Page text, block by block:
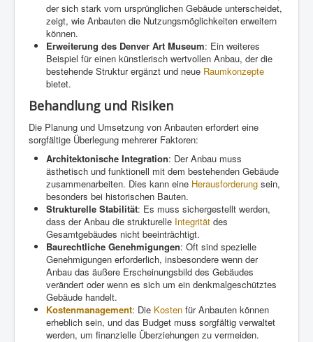
der sich stark vom ursprünglichen Gebäude unterscheidet,
zeigt, wie Anbauten die Nutzungsmöglichkeiten erweitern
können.
Erweiterung des Denver Art Museum: Ein weiteres
Beispiel für einen künstlerisch wertvollen Anbau, der die
bestehende Struktur ergänzt und neue Raumkonzepte
bietet.
Behandlung und Risiken
Die Planung und Umsetzung von Anbauten erfordert eine
sorgfältige Überlegung mehrerer Faktoren:
Architektonische Integration: Der Anbau muss
ästhetisch und funktionell mit dem bestehenden Gebäude
zusammenarbeiten. Dies kann eine Herausforderung sein,
besonders bei historischen Bauten.
Strukturelle Stabilität: Es muss sichergestellt werden,
dass der Anbau die strukturelle Integrität des
Gesamtgebäudes nicht beeinträchtigt.
Baurechtliche Genehmigungen: Oft sind spezielle
Genehmigungen erforderlich, insbesondere wenn der
Anbau das äußere Erscheinungsbild des Gebäudes
verändert oder wenn es sich um ein denkmalgeschütztes
Gebäude handelt.
Kostenmanagement: Die Kosten für Anbauten können
erheblich sein, und das Budget muss sorgfältig verwaltet
werden, um finanzielle Überziehungen zu vermeiden.